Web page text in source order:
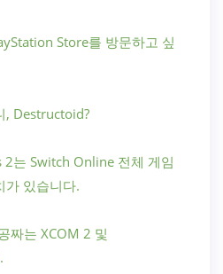
Store를 방문하고 싶
, Destructoid?
는 Switch Online 전체 게임
가 있습니다.
짜는 XCOM 2 및